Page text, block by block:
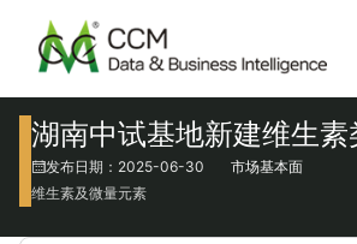
湖南中试基地新建维生素
发布日期：2025-06-30
市场基本面
维生素及微量元素